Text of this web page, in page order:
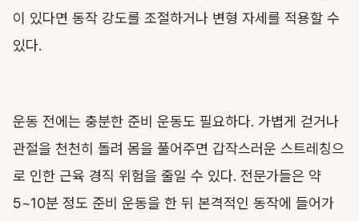
이 있다면 동작 강도를 조절하거나 변형 자세를 적용할 수
있다.
운동 전에는 충분한 준비 운동도 필요하다. 가볍게 걷거나
관절을 천천히 돌려 몸을 풀어주면 갑작스러운 스트레칭으
로 인한 근육 경직 위험을 줄일 수 있다. 전문가들은 약
5~10분 정도 준비 운동을 한 뒤 본격적인 동작에 들어가